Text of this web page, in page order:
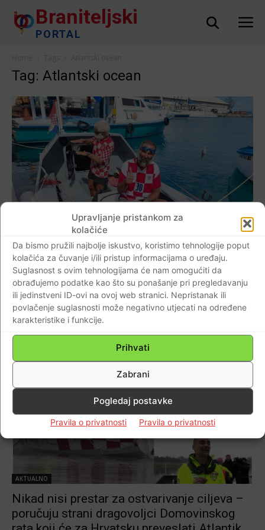
Upravljanje pristankom za
kolačiće
Da bismo pružili najbolje iskustvo, koristimo tehnologije poput
kolačića za čuvanje i/ili pristup informacijama o uređaju.
Suglasnost s ovim tehnologijama će nam omogućiti da
obrađujemo podatke kao što su ponašanje pri pregledavanju
ili jedinstveni ID-ovi na ovoj web stranici. Nepristanak ili
povlačenje suglasnosti može negativno utjecati na određene
karakteristike i funkcije.
Prihvati
Zabrani
Pogledaj postavke
Pravila o privatnosti Pravila o privatnosti
Braniteljski
PORTAL
Tag: Atlantski ocean
VIDEO-USPJELI SU! Čestitamo hrvatskim
braniteljima Werneru Iliću i Martinu
Cruickshanku na uspješnom preveslavanju
Atlantika
AKTUALNO
Nikad nisi prestar za ostvarivanje ciljeva –
poručuju strani dragovoljci Domovinskog